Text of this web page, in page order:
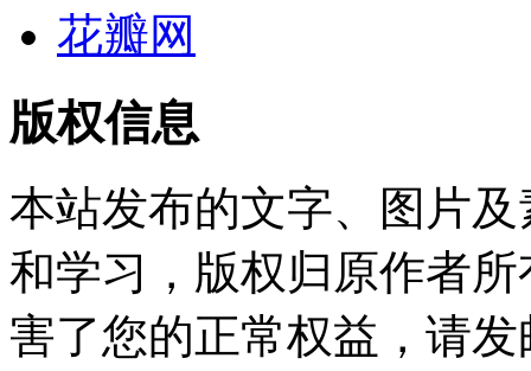
花瓣网
版权信息
本站发布的文字、图片
和学习，版权归原作者
害了您的正常权益，请发